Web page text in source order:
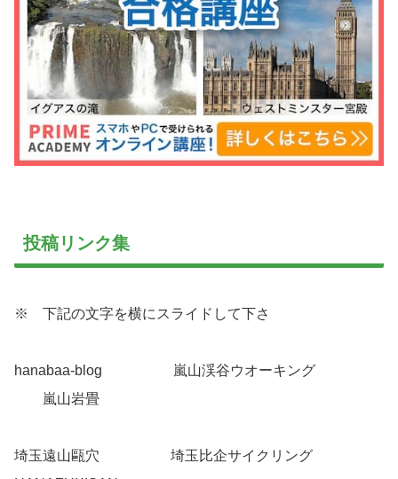
投稿リンク集
※ 下記の文字を横にスライドして下さ
hanabaa-blog 嵐山渓谷ウオーキング
嵐山岩畳
埼玉遠山甌穴 埼玉比企サイクリング